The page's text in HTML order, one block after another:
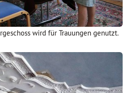
wird für Trauungen genutzt.